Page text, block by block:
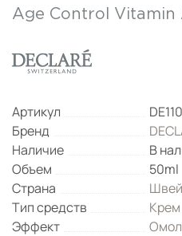
Age Control Vitamin
Артикул
Бренд
Наличие
В
Объем
50ml
Страна
Тип средств
Крем
Эффект